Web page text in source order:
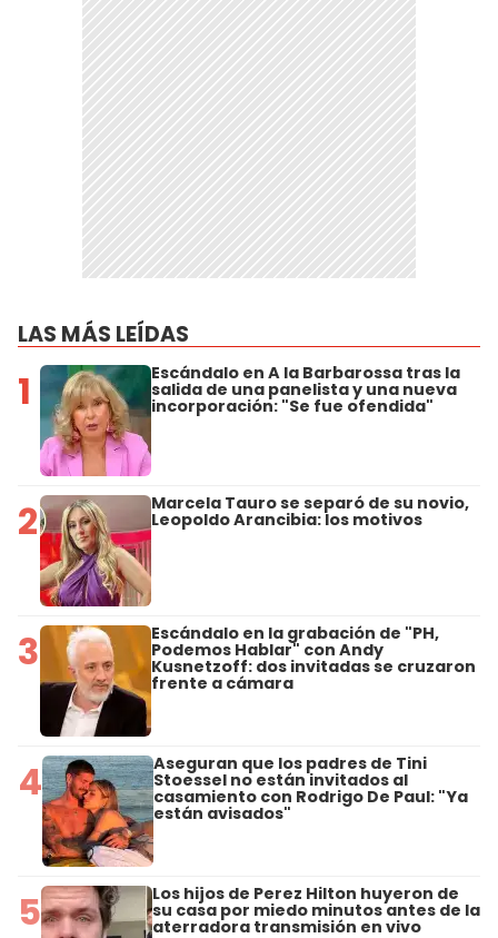
LAS MÁS LEÍDAS
1 Escándalo en A la Barbarossa tras la
salida de una panelista y una nueva
incorporación: "Se fue ofendida"
2 Marcela Tauro se separó de su novio,
Leopoldo Arancibia: los motivos
3 Escándalo en la grabación de "PH,
Podemos Hablar" con Andy
Kusnetzoff: dos invitadas se cruzaron
frente a cámara
4 Aseguran que los padres de Tini
Stoessel no están invitados al
casamiento con Rodrigo De Paul: "Ya
están avisados"
5 Los hijos de Perez Hilton huyeron de
su casa por miedo minutos antes de la
aterradora transmisión en vivo